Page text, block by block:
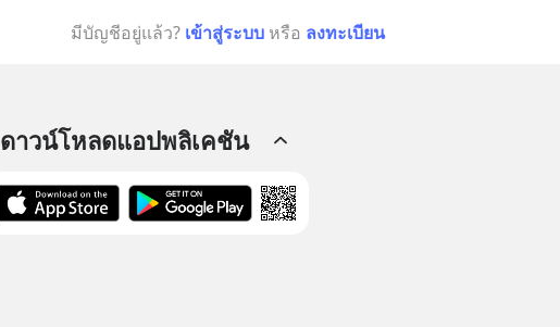
มีบัญชีอยู่แล้ว? เข้าสู่ระบบ หรือ ลงทะเบียน
ดาวน์โหลดแอปพลิเคชัน